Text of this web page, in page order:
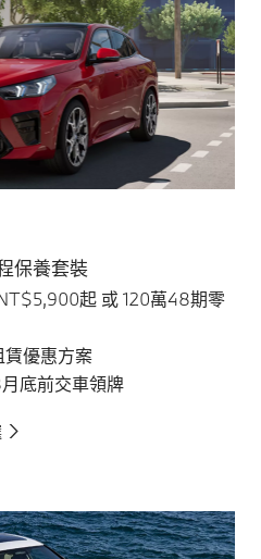
保養套裝
起 或 120萬48期零
賃優惠方案
底前交車領牌